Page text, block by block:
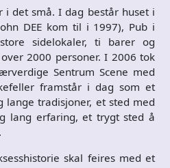
i det små. I dag består huset i
DEE kom til i 1997), Pub i
sidelokaler, ti barer og
2000 personer. I 2006 tok
Sentrum Scene med
framstår i dag som et
lange tradisjoner, et sted med
lang erfaring, et trygt sted å
skal feires med et